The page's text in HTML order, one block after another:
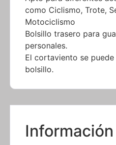
como Ciclismo, Trote,
Motociclismo
Bolsillo trasero para
personales.
El cortaviento se
bolsillo.